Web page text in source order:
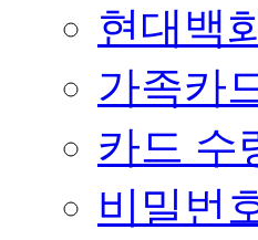
현대백
가족카
카드 수
비밀번